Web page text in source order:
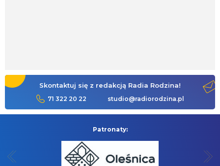
Skontaktuj się z redakcją Radia Rodzina!
71 322 20 22 studio@radiorodzina.pl
Patronaty: